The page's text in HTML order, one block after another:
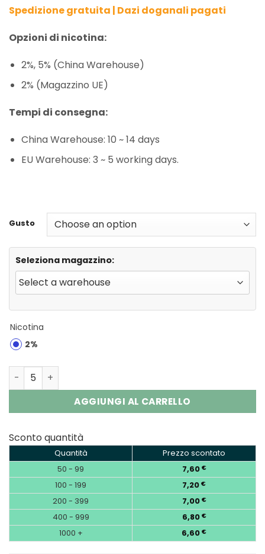
customer
Spedizione gratuita | Dazi doganali pagati
Opzioni di nicotina:
2%, 5% (China Warehouse)
2% (Magazzino UE)
Tempi di consegna:
China Warehouse: 10 ~ 14 days
EU Warehouse: 3 ~ 5 working days.
Gusto
Seleziona magazzino:
Nicotina
2%
Fumot Tornado 20000 Puffs Disposable Vape EU
AGGIUNGI AL CARRELLO
Sconto quantità
Quantità
Prezzo scontato
50 - 99
7,60 €
100 - 199 7,20 €
200 - 399 7,00 €
400 - 999 6,80 €
1000 + 6,60 €